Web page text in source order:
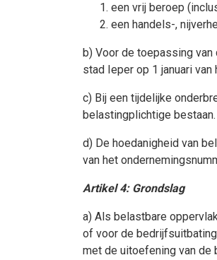
een vrij beroep
een handels-,
b) Voor de toepassing
stad Ieper op 1 januari
c) Bij een tijdelijke
belastingplichtige bestaan.
d) De hoedanigheid van
van het
Artikel 4: Grondslag
a) Als belastbare
of voor de
met de uitoefening van